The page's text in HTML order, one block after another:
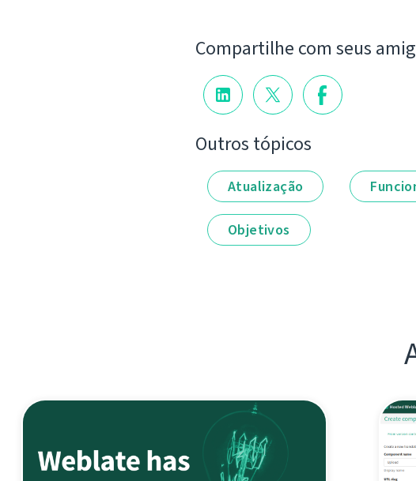
Compartilhe com seus
Outros tópicos
Atualização
Objetivos